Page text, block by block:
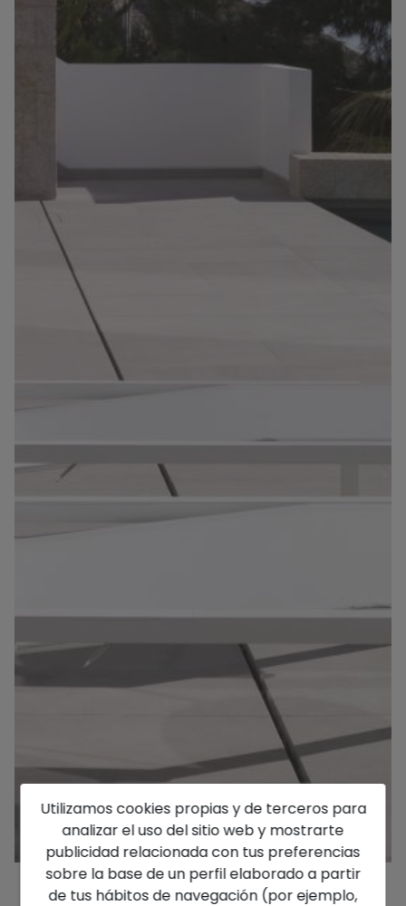
Utilizamos cookies propias y de terceros para
analizar el uso del sitio web y mostrarte
publicidad relacionada con tus preferencias
sobre la base de un perfil elaborado a partir
de tus hábitos de navegación (por ejemplo,